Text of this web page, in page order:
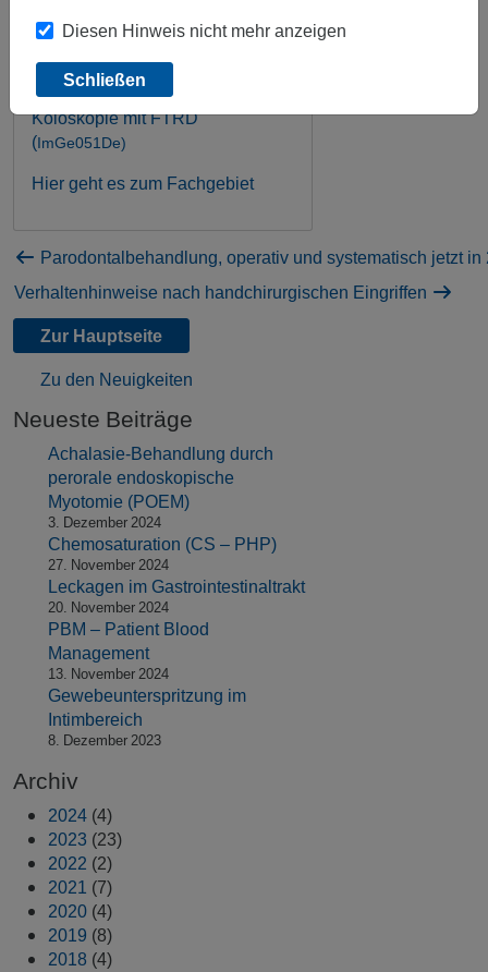
Sie finden diesen jetzt in unserem
Medizin / Gastroenterologie
Koloskopie mit FTRD
(ImGe051De)
Hier geht es zum Fachgebiet
Parodontalbehandlung, operativ und systematisch jetzt
Verhaltenhinweise nach handchirurgischen Eingriffen
Zur Hauptseite
Zu den Neuigkeiten
Neueste Beiträge
Achalasie-Behandlung durch
perorale endoskopische
Myotomie (POEM)
3. Dezember 2024
Chemosaturation (CS – PHP)
27. November 2024
Leckagen im Gastrointestinaltrakt
20. November 2024
PBM – Patient Blood
Management
13. November 2024
Gewebeunterspritzung im
Intimbereich
8. Dezember 2023
Archiv
2024 (4)
2023 (23)
2022 (2)
2021 (7)
2020 (4)
2019 (8)
2018 (4)
Diesen Hinweis nicht mehr anzeigen
Schließen